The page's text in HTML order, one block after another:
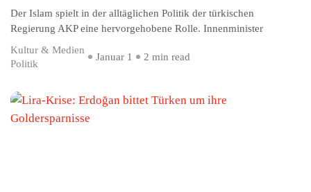
Der Islam spielt in der alltäglichen Politik der türkischen
Regierung AKP eine hervorgehobene Rolle. Innenminister
Kultur & Medien
Politik
Januar 1 2 min read